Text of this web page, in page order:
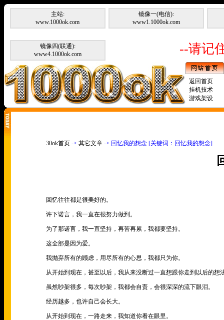
主站:
www.1000ok.com
镜像一(电信):
www1.1000ok.com
镜像四(联通):
www4.1000ok.com
--请记
返回首页
挂机技术
游戏架设
30ok首页 -> 其它文章 -> 回忆我的想念 [关键词：回忆我的想念]
回忆往往都是很美好的。
许下诺言，我一直在很努力做到。
为了那诺言，我一直坚持，再苦再累，我都要坚持。
这全部是因为爱。
我抛弃所有的顾虑，用尽所有的心思，我都只为你。
从开始到现在，甚至以后，我从来没断过一直想跟你走到以后的想
虽然吵架很多，每次吵架，我都会自责，会很深深的流下眼泪。
经历越多，也许自己会长大。
从开始到现在，一路走来，我知道你看在眼里。